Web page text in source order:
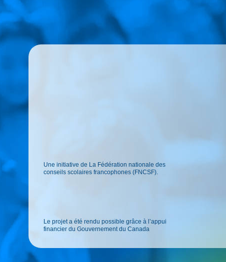
Une initiative de La Fédération nationale des
conseils scolaires francophones (FNCSF).
Le projet a été rendu possible grâce à l’appui
financier du Gouvernement du Canada